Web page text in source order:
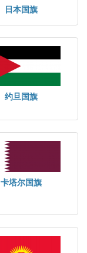
日本国旗
约旦国旗
卡塔尔国旗